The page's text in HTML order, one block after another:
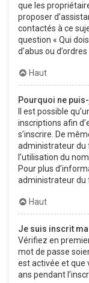
que les
proposer
contactés à ce
question « Qui
d’abus ou
Haut
Pourquoi ne
Il est possible
inscriptions afin
s’inscrire. De
administrateur du
l’utilisation du
Pour plus
administrateur du
Haut
Je suis inscrit
Vérifiez en
mot de passe
est activée et que
ans pendant